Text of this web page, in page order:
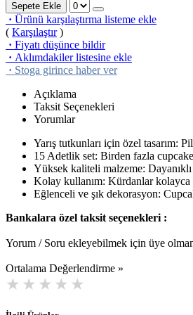
Sepete Ekle
· Ürünü karşılaştırma listeme ekle
( Karşılaştır)
· Fiyatı düşünce bildir
· Aklımdakiler listesine ekle
· Stoga girince haber ver
Açıklama
Taksit Seçenekleri
Yorumlar
Yarış tutkunları için özel tasarım:
15 Adetlik set: Birden fazla
Yüksek kaliteli malzeme:
Kolay kullanım: Kürdanlar kolayca
Eğlenceli ve şık dekorasyon:
Bankalara özel taksit seçenekleri :
Yorum / Soru ekleyebilmek için üye
Ortalama Değerlendirme »